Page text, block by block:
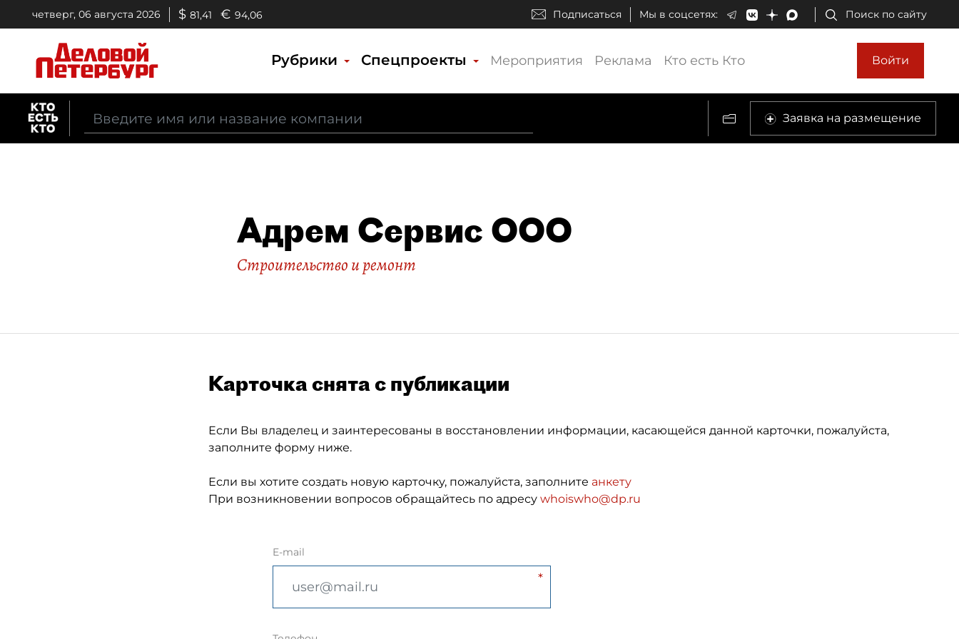
четверг, 06 августа 2026 $ 81,41 € 94,06 Подписаться Мы в соцсетях: Поиск по сайту
Рубрики Спецпроекты Мероприятия Реклама Кто есть Кто Войти
Заявка на размещение
Адрем Сервис ООО
Строительство и ремонт
Карточка снята с публикации
Если Вы владелец и заинтересованы в восстановлении информации, касающейся данной карточки, пожалуйста,
заполните форму ниже.
Если вы хотите создать новую карточку, пожалуйста, заполните анкету
При возникновении вопросов обращайтесь по адресу whoiswho@dp.ru
E-mail